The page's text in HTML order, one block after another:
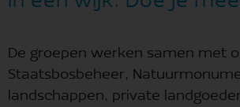
De groepen werken samen met
Staatsbosbeheer,
landschappen, private